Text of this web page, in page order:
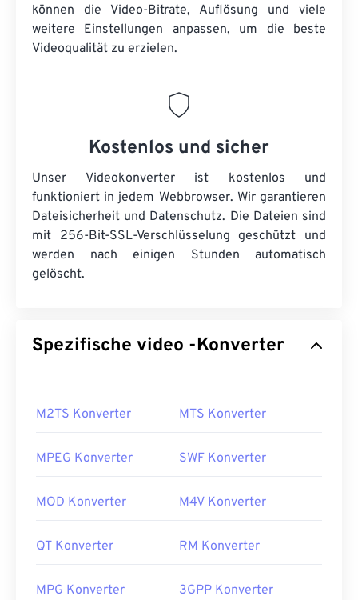
können die Video-Bitrate, Auflösung und viele
weitere Einstellungen anpassen, um die beste
Videoqualität zu erzielen.
Kostenlos und sicher
Unser Videokonverter ist kostenlos und
funktioniert in jedem Webbrowser. Wir garantieren
Dateisicherheit und Datenschutz. Die Dateien sind
mit 256-Bit-SSL-Verschlüsselung geschützt und
werden nach einigen Stunden automatisch
gelöscht.
Spezifische video -Konverter
M2TS Konverter MTS Konverter
MPEG Konverter SWF Konverter
MOD Konverter M4V Konverter
QT Konverter RM Konverter
MPG Konverter 3GPP Konverter